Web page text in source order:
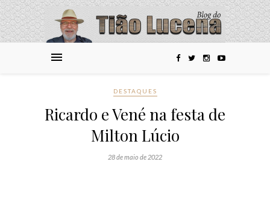
DESTAQUES
Ricardo e Vené na festa de
Milton Lúcio
28 de maio de 2022